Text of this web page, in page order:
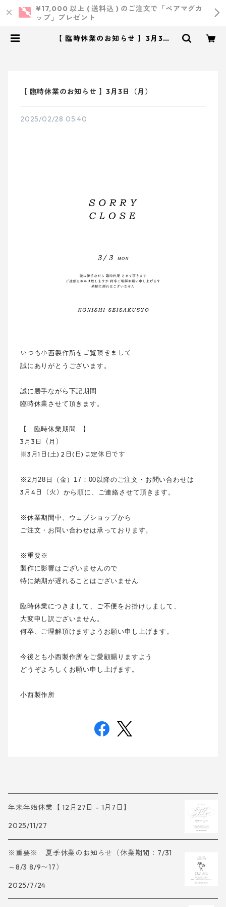
¥17,000 以上 ( 送料込 ) のご注文で「ペアマグカ
ップ」プレゼント
【 臨時休業のお知らせ 】3月3日
【 臨時休業のお知らせ 】3月3日（月）
2025/02/28 05:40
いつも小西製作所をご覧頂きまして
誠にありがとうございます。
誠に勝手ながら下記期間
臨時休業させて頂きます。
【 臨時休業期間 】
3月3日（月）
※3月1日(土) 2日(日)は定休日です
※2月28日（金）17：00以降のご注文・お問い合わせは
3月4日（火） から順に、ご連絡させて頂きます。
※休業期間中、ウェブショップから
ご注文・お問い合わせは承っております。
※重要※
製作に影響はございませんので
特に納期が遅れることはございません
臨時休業につきまして、ご不便をお掛けしまして、
大変申し訳ございません。
何卒、ご理解頂けますようお願い申し上げます。
今後とも小西製作所をご愛顧賜りますよう
どうぞよろしくお願い申し上げます。
小西製作所
年末年始休業【 12月27日 - 1月7日】
2025/11/27
※重要※ 夏季休業のお知らせ（休業期間：7/31
～8/3 8/9〜17）
2025/7/24